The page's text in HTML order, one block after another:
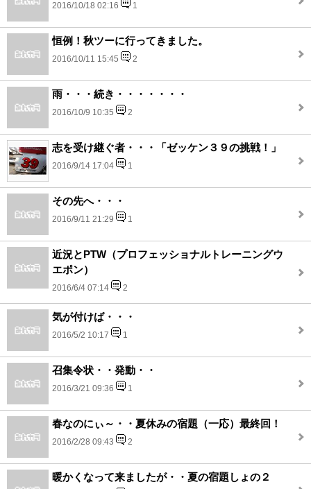
2016/10/18 02:16 1
恒例！秋ツーに行ってきました。
2016/10/11 15:45 2
雨・・・続き・・・・・・・
2016/10/9 10:35 2
志を受け継ぐ者・・・「ゼッケン３９の挑戦！」
2016/9/14 17:04 1
その先へ・・・
2016/9/11 21:29 1
近況とPTW（プロフェッショナルトレーニングウ
エポン）
2016/6/4 07:14 2
気が付けば・・・
2016/5/2 10:17 1
召集令状・・発動・・
2016/3/21 09:36 1
春なのにぃ～・・夏休みの宿題（一応）最終回！
2016/2/28 09:43 2
暖かくなって来ましたが・・夏の宿題しょの２